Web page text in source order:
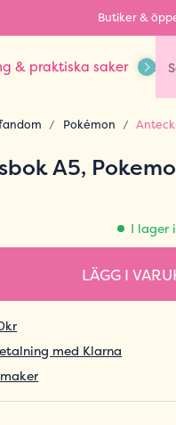
Butiker &
& praktiska saker
Pokémon
A5,
I lager
LÄGG I
med Klarna